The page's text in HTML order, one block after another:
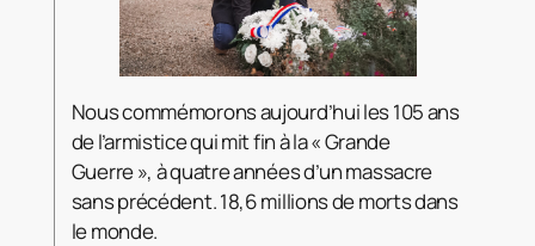
Nous commémorons aujourd’hui les 105 ans
de l’armistice qui mit fin à la « Grande
Guerre », à quatre années d’un massacre
sans précédent. 18,6 millions de morts dans
le monde.